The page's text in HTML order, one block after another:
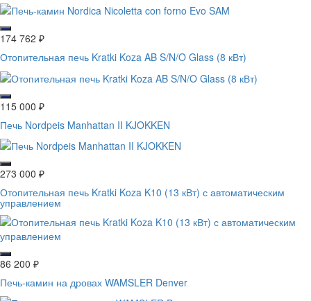
174 762 ₽
Отопительная печь Kratki Koza AB S/N/O Glass (8 кВт)
115 000 ₽
Печь Nordpeis Manhattan II KJOKKEN
273 000 ₽
Отопительная печь Kratki Koza K10 (13 кВт) с автоматическим
управлением
86 200 ₽
Печь-камин на дровах WAMSLER Denver